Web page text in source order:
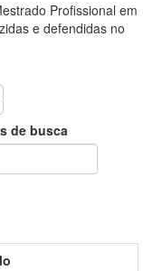
Profissional em
e defendidas no
de busca